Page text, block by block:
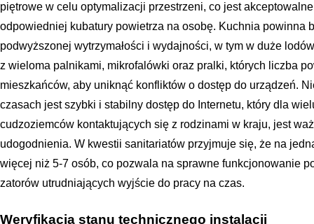
piętrowe w celu optymalizacji przestrzeni, co jest
odpowiedniej kubatury powietrza na osobę. Kuchnia powinna
podwyższonej wytrzymałości i wydajności, w tym w duże
z wieloma palnikami, mikrofalówki oraz pralki, których liczba
mieszkańców, aby uniknąć konfliktów o dostęp do urządzeń.
czasach jest szybki i stabilny dostęp do Internetu, który dla
cudzoziemców kontaktujących się z rodzinami w kraju, jest
udogodnienia. W kwestii sanitariatów przyjmuje się, że na
więcej niż 5-7 osób, co pozwala na sprawne funkcjonowanie
zatorów utrudniających wyjście do pracy na czas.
Weryfikacja stanu technicznego instalacji